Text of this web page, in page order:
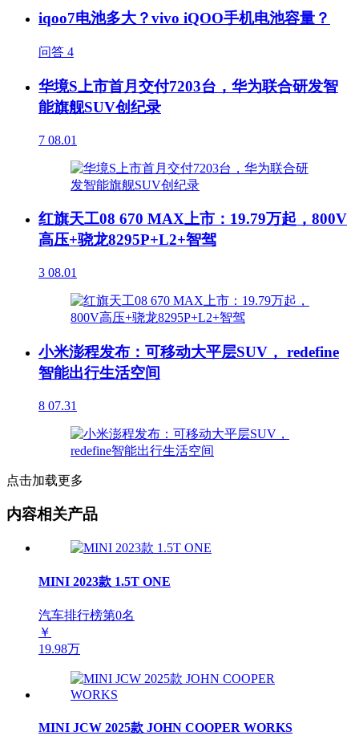
iqoo7电池多大？vivo iQOO手机电池容量？
问答 4
华境S上市首月交付7203台，华为联合研发智
能旗舰SUV创纪录
7 08.01
红旗天工08 670 MAX上市：19.79万起，800V
高压+骁龙8295P+L2+智驾
3 08.01
小米澎程发布：可移动大平层SUV， redefine
智能出行生活空间
8 07.31
点击加载更多
内容相关产品
MINI 2023款 1.5T ONE
汽车排行榜第0名
￥
19.98万
MINI JCW 2025款 JOHN COOPER WORKS